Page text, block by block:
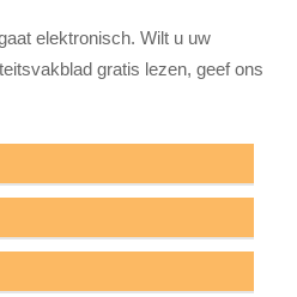
elektronisch. Wilt u uw
gratis lezen, geef ons